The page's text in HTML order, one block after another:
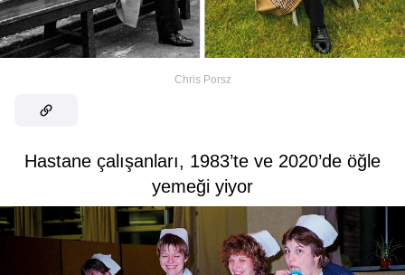
Chris Porsz
Hastane çalışanları, 1983’te ve 2020’de öğle
yemeği yiyor